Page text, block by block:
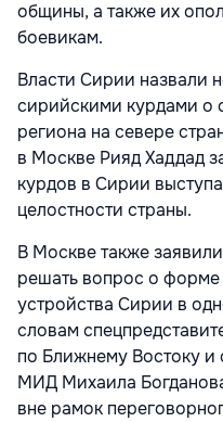
общины, а также их
боевикам.
Власти Сирии назвали
сирийскими курдами о
региона на севере
в Москве Рияд Хаддад
курдов в Сирии
целостности страны.
В Москве также
решать вопрос о форме
устройства Сирии в
словам
по Ближнему Востоку и
МИД Михаила
вне рамок